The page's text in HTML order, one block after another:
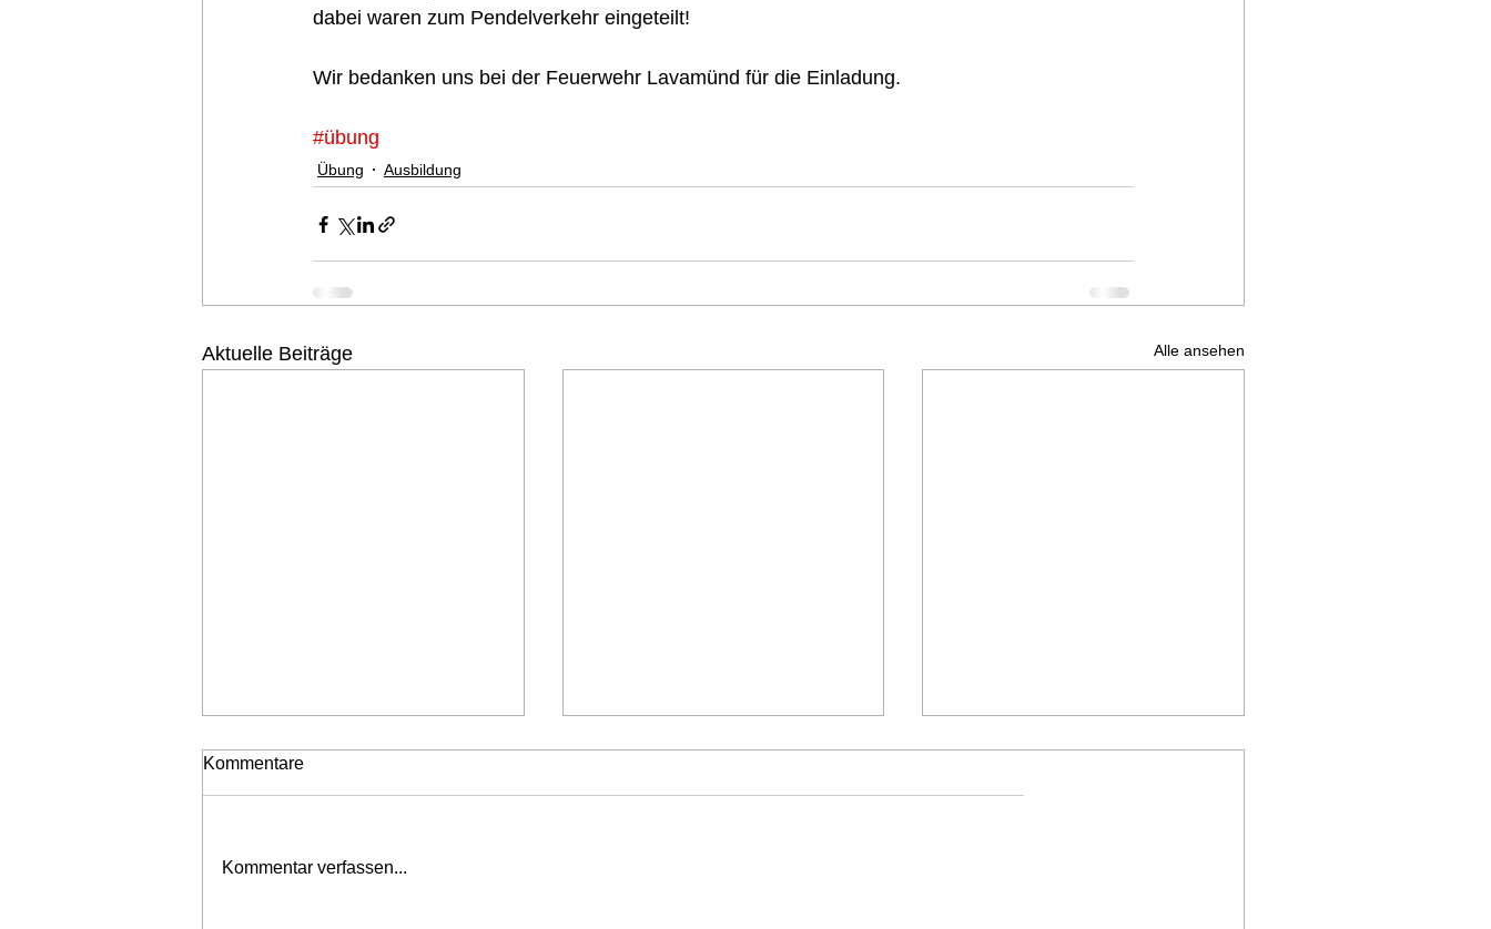
dabei waren zum Pendelverkehr eingeteilt!
Wir bedanken uns bei der Feuerwehr Lavamünd für die Einladung.
#übung
Übung Ausbildung
Aktuelle Beiträge Alle ansehen
Kommentare
Kommentar verfassen...